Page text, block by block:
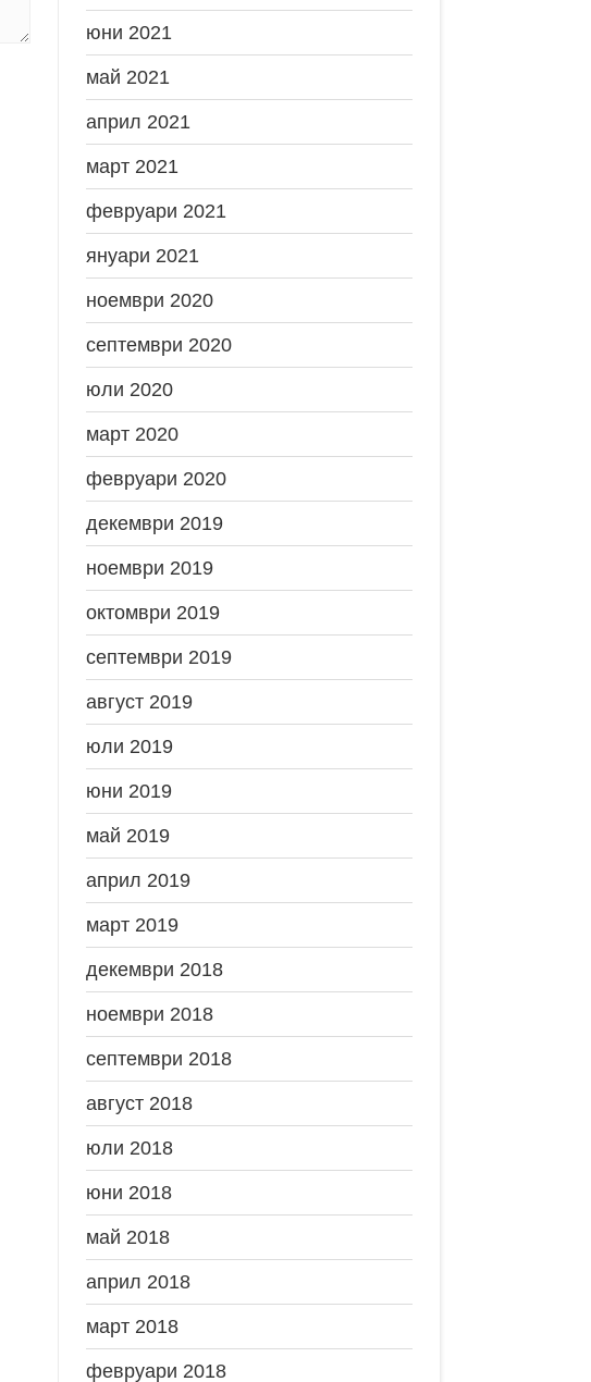
юни 2021
май 2021
април 2021
март 2021
февруари 2021
януари 2021
ноември 2020
септември 2020
юли 2020
март 2020
февруари 2020
декември 2019
ноември 2019
октомври 2019
септември 2019
август 2019
юли 2019
юни 2019
май 2019
април 2019
март 2019
декември 2018
ноември 2018
септември 2018
август 2018
юли 2018
юни 2018
май 2018
април 2018
март 2018
февруари 2018